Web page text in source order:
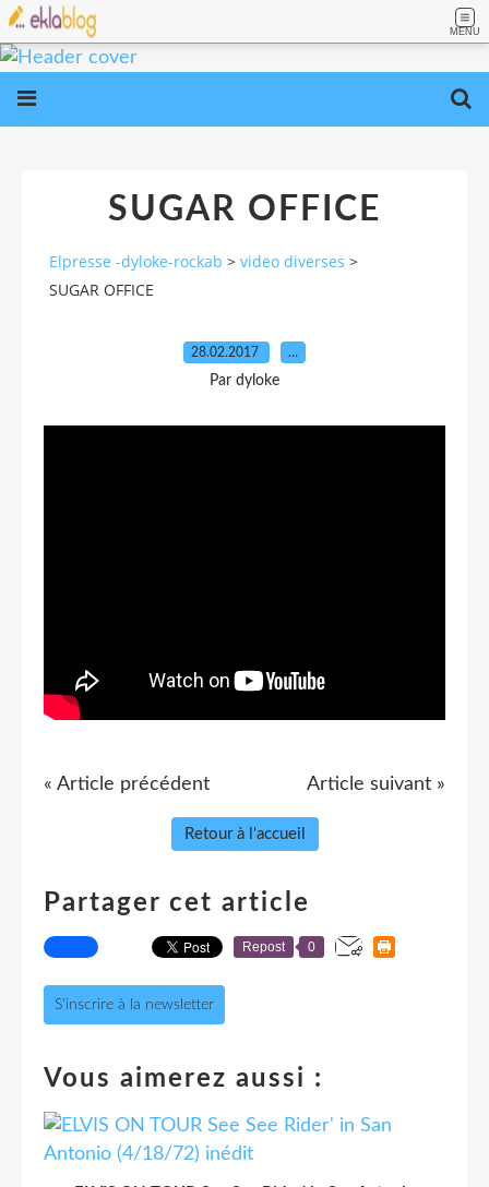
MENU
SUGAR OFFICE
Elpresse -dyloke-rockab > video diverses >
SUGAR OFFICE
28.02.2017 …
Par dyloke
« Article précédent Article suivant »
Retour à l'accueil
Partager cet article
Repost 0
S'inscrire à la newsletter
Vous aimerez aussi :